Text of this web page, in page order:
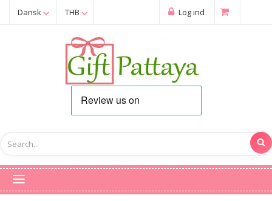
Dansk THB Log ind